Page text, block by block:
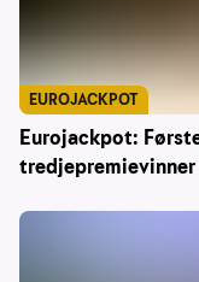
Eurojackpot:
tredjepremievinner
EUROJACKPOT